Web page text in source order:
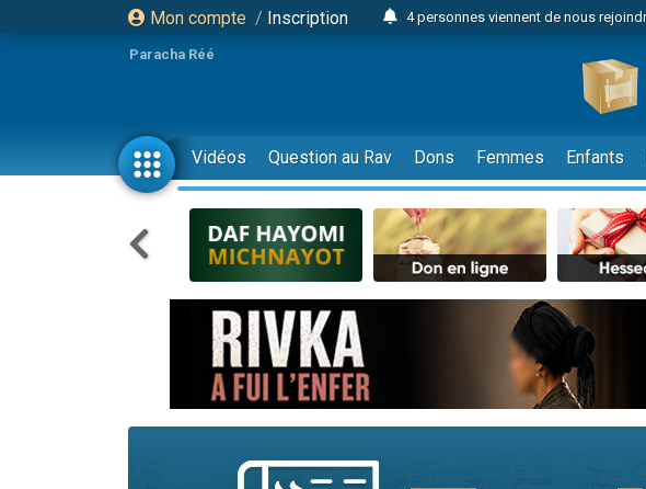
Mon compte / Inscription
4 personnes viennent de nous
Odaya vient de donner son Maasser
3 personnes viennent de faire un
3 personnes viennent de faire
13 personnes viennent de demander
2 personnes viennent de nous
30 personnes viennent de faire
Il reste 49 places pour étudier en
12 nouvelles musiques dans
3 personnes viennent de nous
2 personnes viennent de nous
3 personnes viennent de nous
Paracha Réé
Vidéos Question au Rav Dons Femmes Enfants